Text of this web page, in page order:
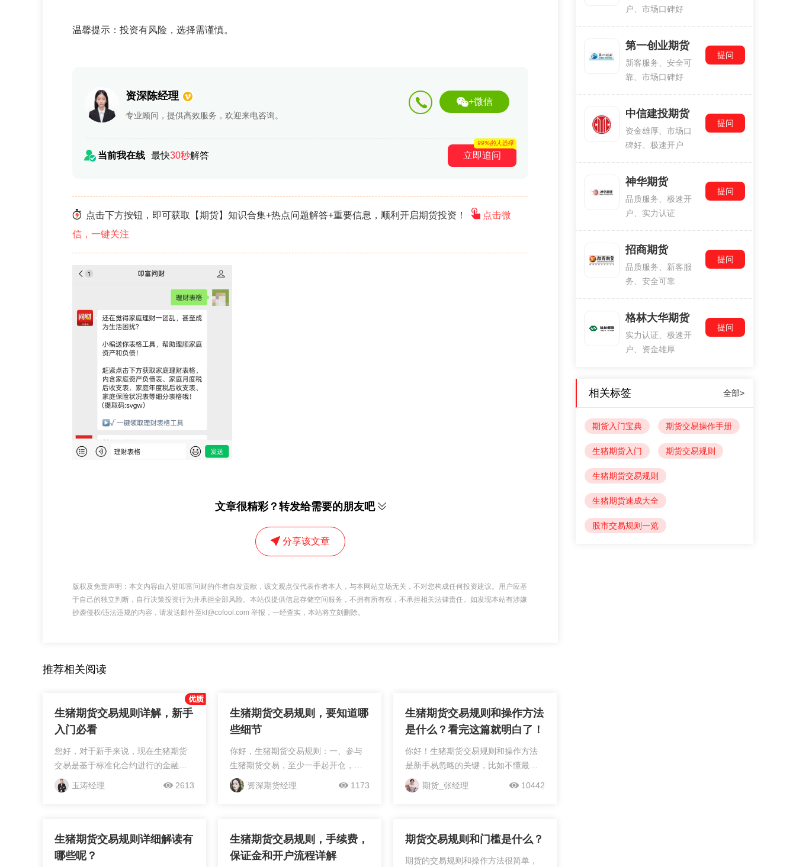
温馨提示：投资有风险，选择需谨慎。
资深陈经理
专业顾问，提供高效服务，欢迎来电咨询。
+微信
当前我在线 最快30秒解答 立即追问
99%的人选择
点击下方按钮，即可获取【期货】知识合集+热点问题解答+重要信息，顺利开启期货投资！
点击微
信，一键关注
文章很精彩？转发给需要的朋友吧
分享该文章
版权及免责声明：本文内容由入驻叩富问财的作者自发贡献，该文观点仅代表作者本人，与本网站立场无关，不对您构成任何投资建议。用户应基
于自己的独立判断，自行决策投资行为并承担全部风险。本站仅提供信息存储空间服务，不拥有所有权，不承担相关法律责任。如发现本站有涉嫌
抄袭侵权/违法违规的内容，请发送邮件至kf@cofool.com 举报，一经查实，本站将立刻删除。
推荐相关阅读
生猪期货交易规则详解，新手
入门必看
您好，对于新手来说，现在生猪期货
交易是基于标准化合约进行的金融衍
生品交易，它在大连商品交易所上
市，交易代码为LH。以下是新手入门
玉涛经理 2613
生猪期货交易规则，要知道哪
些细节
你好，生猪期货交易规则：一、参与
生猪期货交易，至少一手起开仓，一
手16吨二，生猪期货最小变动价价位
是5元/吨，所以下单报价的时候，要按
资深期货经理 1173
生猪期货交易规则和操作方法
是什么？看完这篇就明白了！
你好！生猪期货交易规则和操作方法
是新手易忽略的关键，比如不懂最小
变动价位或交割规则可能导致无故亏
损。当然，市场规则持续优化（如
期货_张经理 10442
生猪期货交易规则详细解读有
哪些呢？
生猪期货交易规则，手续费，
保证金和开户流程详解
期货交易规则和门槛是什么？
期货的交易规则和操作方法很简单，
户、市场口碑好
第一创业期货
新客服务、安全可
靠、市场口碑好
提问
中信建投期货
资金雄厚、市场口
碑好、极速开户
提问
神华期货
品质服务、极速开
户、实力认证
提问
招商期货
品质服务、新客服
务、安全可靠
提问
格林大华期货
实力认证、极速开
户、资金雄厚
提问
相关标签 全部>
期货入门宝典 期货交易操作手册
生猪期货入门 期货交易规则
生猪期货交易规则
生猪期货速成大全
股市交易规则一览